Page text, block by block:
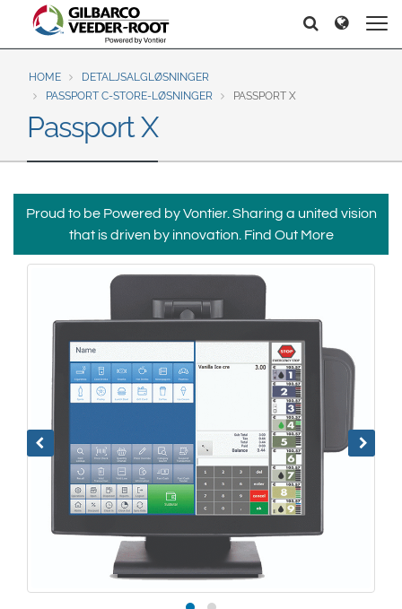
North America
United States
Canada
Latin America
Brazil
English
Español
Europe & CIS
English
Dansk
Français
Română
Pусский
Svenska
Middle East and Africa
India
Asia Pacific
Australia
中国
South East Asia
Søker Søker
HOME
DETALJSALGLØSNINGER
PASSPORT C-STORE-LØSNINGER
PASSPORT X
Passport X
Proud to be Powered by Vontier. Sharing a united vision
that is driven by innovation. Find Out More